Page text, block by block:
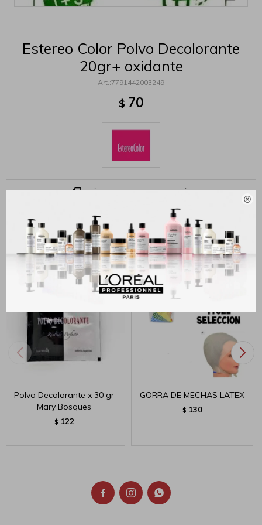

Estereo Color Polvo Decolorante
20gr+ oxidante
7791442003249
$ 70
MÉTODOS Y COSTOS DE ENVÍO
Productos que te pueden interesar
Polvo Decolorante x 30 gr
Mary Bosques
$ 122
GORRA DE MECHAS LATEX
$ 130
  